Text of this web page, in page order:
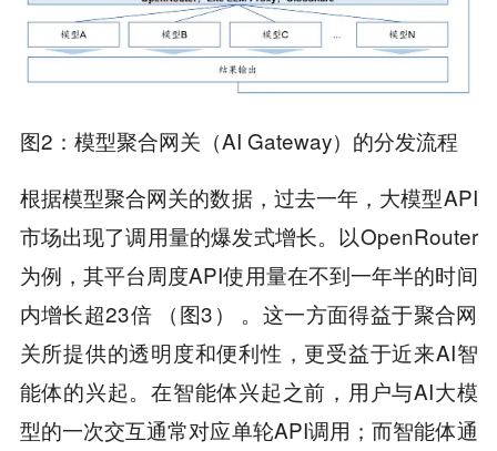
图2：模型聚合网关（AI Gateway）的分发流程
根据模型聚合网关的数据，过去一年，大模型API
市场出现了调用量的爆发式增长。以OpenRouter
为例，其平台周度API使用量在不到一年半的时间
内增长超23倍 （图3） 。这一方面得益于聚合网
关所提供的透明度和便利性，更受益于近来AI智
能体的兴起。在智能体兴起之前，用户与AI大模
型的一次交互通常对应单轮API调用；而智能体通